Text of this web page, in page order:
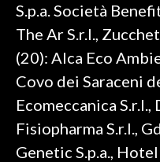
S.p.a. Società
The Ar S.r.l.,
(20): Alca Eco
Covo dei Saraceni
Ecomeccanica S.r.l.,
Fisiopharma S.r.l.,
Genetic S.p.a.,